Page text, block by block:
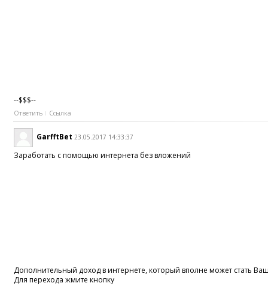
--$$$--
Ответить Ссылка
GarfftBet 23.05.2017 14:33:37
Заработать с помощью интернета без вложений
Дополнительный доход в интернете, который вполне может стать
Для перехода жмите кнопку